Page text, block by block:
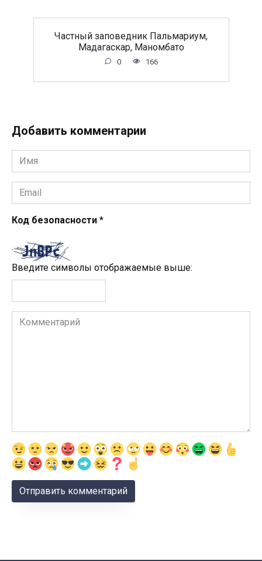
Частный заповедник Пальмариум,
Мадагаскар, Маномбато
0 166
Добавить комментарии
Имя
*
Email
*
Код безопасности *
Введите символы отображаемые выше:
Комментарий